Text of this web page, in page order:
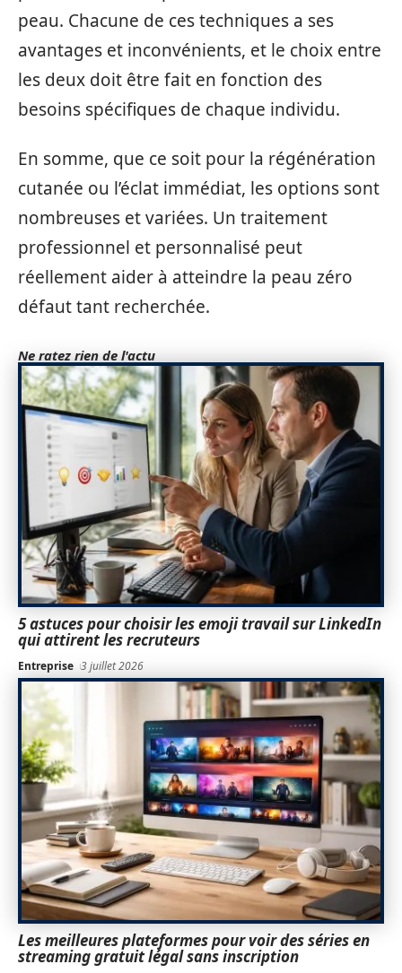
peau. Chacune de ces techniques a ses
avantages et inconvénients, et le choix entre
les deux doit être fait en fonction des
besoins spécifiques de chaque individu.
En somme, que ce soit pour la régénération
cutanée ou l’éclat immédiat, les options sont
nombreuses et variées. Un traitement
professionnel et personnalisé peut
réellement aider à atteindre la peau zéro
défaut tant recherchée.
Ne ratez rien de l'actu
5 astuces pour choisir les emoji travail sur LinkedIn
qui attirent les recruteurs
Entreprise 3 juillet 2026
Les meilleures plateformes pour voir des séries en
streaming gratuit légal sans inscription